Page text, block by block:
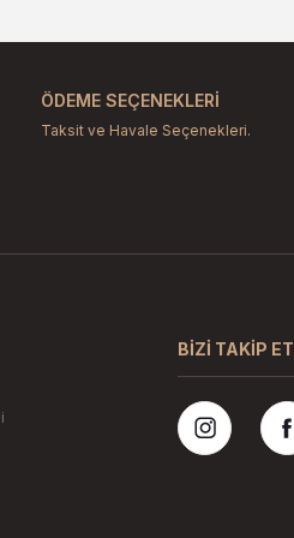
ÖDEME SEÇENEKLERİ
Taksit ve Havale Seçenekleri.
BİZİ TAKİP ET